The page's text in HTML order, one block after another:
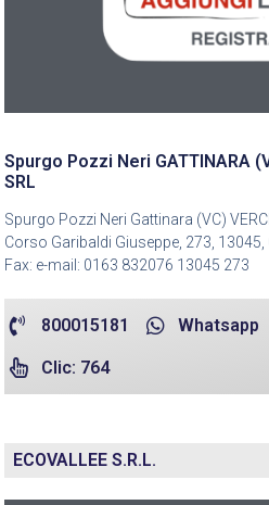
Spurgo Pozzi Neri GATTINARA
SRL
Spurgo Pozzi Neri Gattinara (VC)
Corso Garibaldi Giuseppe, 273, 13045,
Fax: e-mail: 0163 832076 13045 273
800015181 Whatsapp
Clic: 764
ECOVALLEE S.R.L.